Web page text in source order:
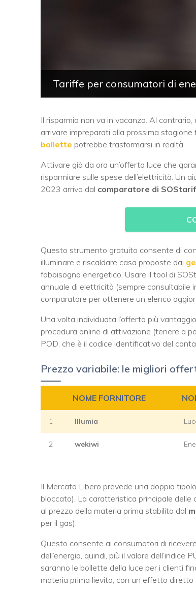
Tariffe per consumatori di
Il risparmio non va in vacanza. Al
arrivare impreparati alla prossima stagione
bollette potrebbe trasformarsi in realtà.
Attivare già da ora un’offerta luce che
risparmiare sulle spese dell’elettricità. Un
2023 arriva dal comparatore di
Questo strumento gratuito consente di
illuminare e riscaldare casa proposte dai
fabbisogno energetico. Usare il tool di
annuale di elettricità (sempre
comparatore per ottenere un elenco
Una volta individuata l’offerta più
procedura online di attivazione (tenere a
POD, che è il codice identificativo del
Prezzo variabile: le migliori
NOME FORNITORE
1 Illumia
2 wekiwi
Il Mercato Libero prevede una doppia
bloccato). La caratteristica principale delle
al prezzo della materia prima stabilito dal
per il gas).
Questo consente ai consumatori di
dell’energia, quindi, più il valore
saranno le bollette della luce per i clienti
materia prima lievita, con un effetto diretto